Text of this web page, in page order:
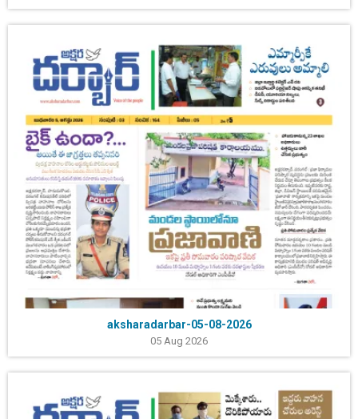
aksharadarbar-05-08-2026
05 Aug 2026